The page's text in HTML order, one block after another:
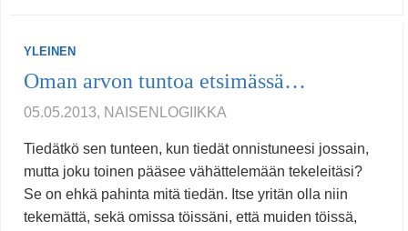
YLEINEN
Oman arvon tuntoa etsimässä…
05.05.2013, NAISENLOGIIKKA
Tiedätkö sen tunteen, kun tiedät onnistuneesi jossain,
mutta joku toinen pääsee vähättelemään tekeleitäsi?
Se on ehkä pahinta mitä tiedän. Itse yritän olla niin
tekemättä, sekä omissa töissäni, että muiden töissä,